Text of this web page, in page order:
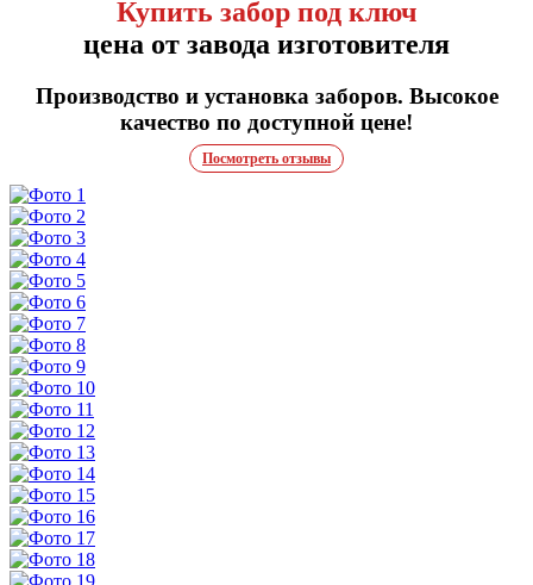
Купить забор под ключ
цена от завода изготовителя
Производство и установка заборов. Высокое
качество по доступной цене!
Посмотреть отзывы